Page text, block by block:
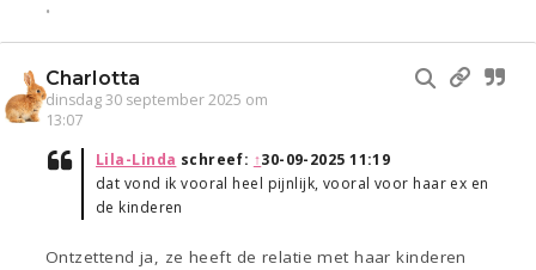
•
Charlotta
dinsdag 30 september 2025 om
13:07
Lila-Linda schreef: ↑30-09-2025 11:19
dat vond ik vooral heel pijnlijk, vooral voor haar ex en
de kinderen
Ontzettend ja, ze heeft de relatie met haar kinderen